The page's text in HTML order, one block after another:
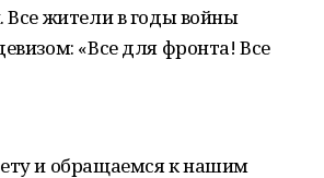
Все жители в годы войны
«Все для фронта! Все
и обращаемся к нашим